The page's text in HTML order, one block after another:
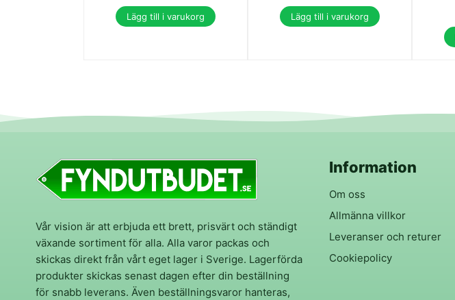
Lägg till i varukorg Lägg till i varukorg
Vår vision är att erbjuda ett brett, prisvärt och ständigt
växande sortiment för alla. Alla varor packas och
skickas direkt från vårt eget lager i Sverige. Lagerförda
produkter skickas senast dagen efter din beställning
för snabb leverans. Även beställningsvaror hanteras,
Information
Om oss
Allmänna villkor
Leveranser och returer
Cookiepolicy